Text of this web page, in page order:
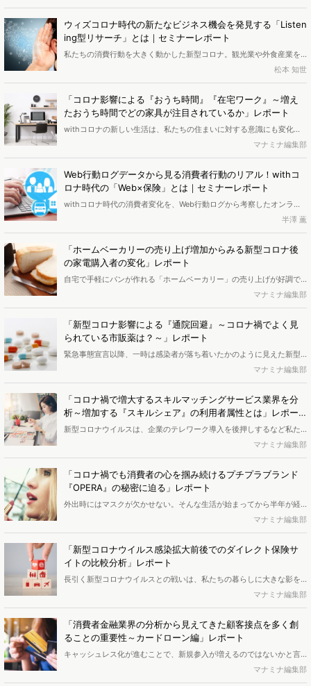
リング。中でも特徴的な3つのクラスタを詳しく分析し、不動産投資を
したい人の特徴を調査しました。（ページ数｜11p）
ウィズコロナ時代の新たなビジネス機会を発見する「Listen
ing型リサーチ」とは｜セミナーレポート
私たちの消費行動を大きく動かした新型コロナ。観光業や外食産業を
中心に多くの事業者が経営不振に苦しむ一方で、コロナ禍需要を掴ん
だ新たなビジネスが頭角を現しています。 このような中、企業ではウ
ィズコロナ時代に向けた新たなビジネス開拓が活発化。しかし、コロ
ナ禍で変わり果てた社会において、従来のリサーチ手法では潜在ニー
ズやビジネス機会を見つけ出すことが困難だという声も聞かれます。
8/28,9/9にヴァリューズが開催したオンラインセミナーでは、新しい
ビジネス機会を発見するための手法として、「Web行動ログを活用し
たListening型のリサーチ手法」を紹介。有効なアプローチやプロセス
を紐解きました。本稿はそのレポートをお届けします。
松本 知世
「コロナ影響による『おうち時間』『在宅ワーク』～増え
たおうち時間でどの家具が注目されているか」レポート
withコロナの新しい生活は、私たちの住まいに対する意識にも変化を
もたらしました。長い時間を過ごす場所であるからこそ、自宅をより
快適な空間にしたいと思う人も多いはずです。コロナ禍において、暮
らしを彩る家具業界はどのような影響を受けているのか分析しまし
た。（ページ数｜9p）
マナミナ編集部
Web行動ログデータから見る消費者行動のリアル！withコ
ロナ時代の「Web×保険」とは｜セミナーレポート
withコロナ時代の消費者変化を、Web行動ログから考察したオンライ
ンセミナーが8月に開催されました。今回フォーカスされたのは「保険
業界」。コロナ禍による「おうち時間」などから在宅時間も長くな
り、忙しい毎日ではなかなか落ち着いて考えることも少なかった「保
険」に関して、これを機に見直しや新たな商品を求めようと行動した
人も少なくないのではないでしょうか。そんな保険業界の今を、アン
ケート調査とWeb行動ログデータの変化から「Web×保険」のあり方と
color="#c2a503">※</font>セミナー資料は無料でダウンロードでき
ます。記事下部にあるフォームからお申込みください</b>
半澤 薫
「ホームベーカリーの売り上げ増加からみる新型コロナ後
の家電購入者の変化」レポート
自宅で手軽にパンが作れる「ホームベーカリー」の売り上げが好調で
す。新型コロナウイルスによって私たちの生活スタイルは大きく変わ
りましたが、家電製品へのニーズにも影響が出ているようです。ホー
ムベーカリーを通して、新型コロナ後の家電購入者の変化を探りま
す。（ページ数｜13p）
マナミナ編集部
「新型コロナ影響による『通院回避』～コロナ禍でよく見
られている市販薬は？～」レポート
緊急事態宣言以降、一時は感染者が落ち着いたかのように見えた新型
コロナウイルスですが、再び感染が広がりつつあります。感染予防の
ために通院を控える人が増える中、市販薬を扱うドラッグストアはど
のような影響を受けているのか分析しました。（ページ数｜9p）
マナミナ編集部
「コロナ禍で増大するスキルマッチングサービス業界を分
析～増加する『スキルシェア』の利用者属性とは」レポー
ト
新型コロナウイルスは、企業のテレワーク導入を後押しするなど私た
ちの働き方にも大きな変化をもたらしました。外出自粛が求められる
コロナ禍において、スキルマッチングサービスはどのように利用され
ているのでしょうか。サイト分析ツール「eMark＋」を用いて調査し
ました。（ページ数｜10p）
マナミナ編集部
「コロナ禍でも消費者の心を掴み続けるプチプラブランド
『OPERA』の秘密に迫る」レポート
外出時にはマスクが欠かせない。そんな生活が始まってから半年が経
過しました。どうせマスクをするのだからと以前ほどメイクをしない
という人も多いかもしれません。メイクアップ系の化粧品需要が落ち
込む中、人気を保ち続ける『OPERA』はどのようにして消費者の心を
掴んでいるのでしょうか。eMark＋を用いて調査しました。（ページ
数｜15p）
マナミナ編集部
「新型コロナウイルス感染拡大前後でのダイレクト保険サ
イトの比較分析」レポート
長引く新型コロナウイルスとの戦いは、私たちの暮らしに大きな影を
落としています。なかなか経済回復の兆しが見えない中、家計の中で
も大きな割合を占める保険料を見直す動きが活発化しています。今回
は外出自粛傾向の中で需要の高まる『ダイレクト保険』に注目し、感
染拡大前後の変化をeMark＋を用いて調査してみました。（ページ数
｜9p）
マナミナ編集部
「消費者金融業界の分析から見えてきた顧客接点を多く創
ることの重要性～カードローン編」レポート
キャッシュレス化が進むことで、新規参入が増えるのではないかと言
われている消費者金融業界。顧客を惹きつけるためにはどのような施
策が有効なのでしょうか。eMark＋を用いて大手5社のユーザーを分析
マナミナ編集部